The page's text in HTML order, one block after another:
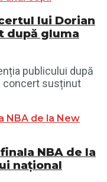
lui Dorian
după gluma
publicului după
concert susținut
NBA de la
național